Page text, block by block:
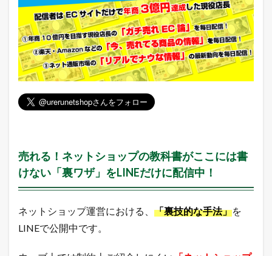
売れる！ネットショップの教科書がここには書
けない「裏ワザ」をLINEだけに配信中！
ネットショップ運営における、 「裏技的な手法」を
LINEで公開中です。